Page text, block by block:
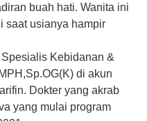
buah hati. Wanita ini
saat usianya hampir
Kebidanan &
di akun
Dokter yang akrab
yang mulai program